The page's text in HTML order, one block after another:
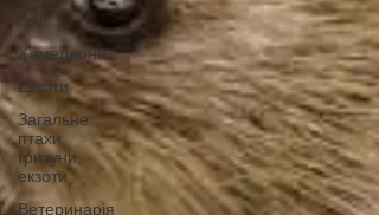
Змії
Хамелеони
Екзоти
Загальне
птахи,
гризуни,
екзоти
Ветеринарія